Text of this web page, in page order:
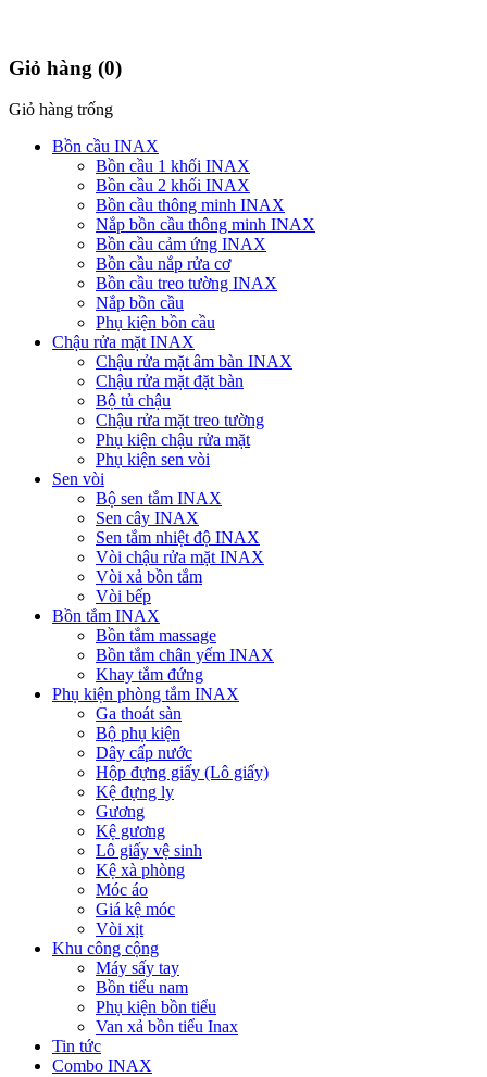
Giỏ hàng (0)
Giỏ hàng trống
Bồn cầu INAX
Bồn cầu 1 khối INAX
Bồn cầu 2 khối INAX
Bồn cầu thông minh INAX
Nắp bồn cầu thông minh INAX
Bồn cầu cảm ứng INAX
Bồn cầu nắp rửa cơ
Bồn cầu treo tường INAX
Nắp bồn cầu
Phụ kiện bồn cầu
Chậu rửa mặt INAX
Chậu rửa mặt âm bàn INAX
Chậu rửa mặt đặt bàn
Bộ tủ chậu
Chậu rửa mặt treo tường
Phụ kiện chậu rửa mặt
Phụ kiện sen vòi
Sen vòi
Bộ sen tắm INAX
Sen cây INAX
Sen tắm nhiệt độ INAX
Vòi chậu rửa mặt INAX
Vòi xả bồn tắm
Vòi bếp
Bồn tắm INAX
Bồn tắm massage
Bồn tắm chân yếm INAX
Khay tắm đứng
Phụ kiện phòng tắm INAX
Ga thoát sàn
Bộ phụ kiện
Dây cấp nước
Hộp đựng giấy (Lô giấy)
Kệ đựng ly
Gương
Kệ gương
Lô giấy vệ sinh
Kệ xà phòng
Móc áo
Giá kệ móc
Vòi xịt
Khu công cộng
Máy sấy tay
Bồn tiểu nam
Phụ kiện bồn tiểu
Van xả bồn tiểu Inax
Tin tức
Combo INAX